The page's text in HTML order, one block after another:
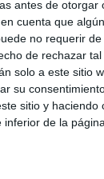
antes de otorgar
cuenta que
no requerir de
de rechazar
solo a este sitio
su
sitio y haciendo
de la
de la
es faltar a la
entre las
por los aires
reseñado